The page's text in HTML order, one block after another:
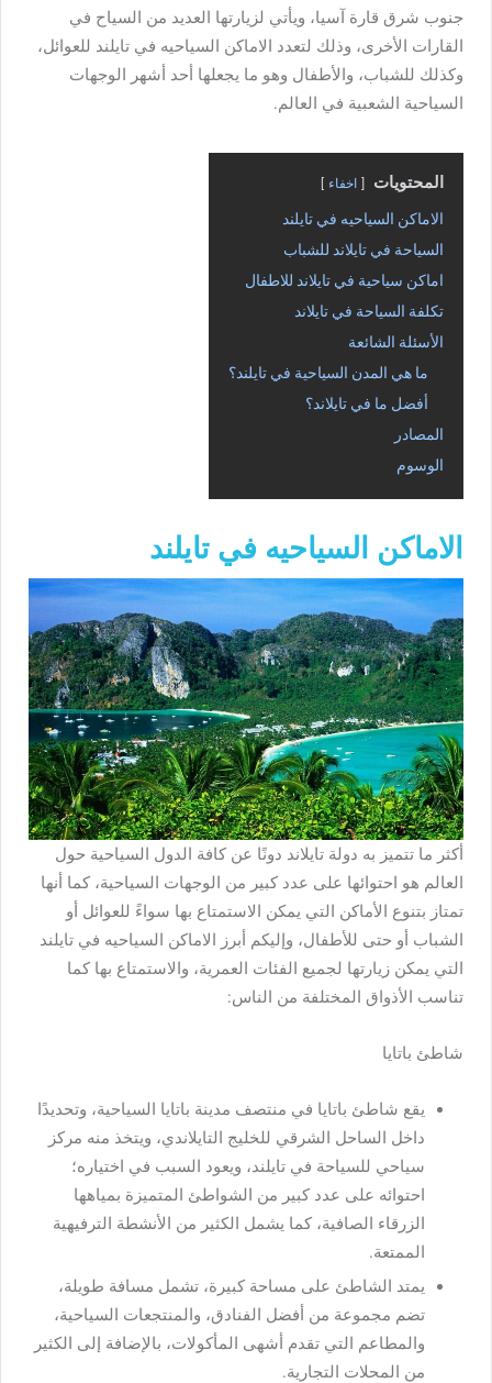
جنوب شرق قارة آسيا، ويأتي لزيارتها العديد من السياح في
القارات الأخرى، وذلك لتعدد الاماكن السياحيه في تايلند للعوائل،
وكذلك للشباب، والأطفال وهو ما يجعلها أحد أشهر الوجهات
السياحية الشعبية في العالم.
المحتويات اخفاء
الاماكن السياحيه في تايلند
السياحة في تايلاند للشباب
اماكن سياحية في تايلاند للاطفال
تكلفة السياحة في تايلاند
الأسئلة الشائعة
ما هي المدن السياحية في تايلند؟
أفضل ما في تايلاند؟
المصادر
الوسوم
الاماكن السياحيه في تايلند
أكثر ما تتميز به دولة تايلاند دونًا عن كافة الدول السياحية حول
العالم هو احتوائها على عدد كبير من الوجهات السياحية، كما أنها
تمتاز بتنوع الأماكن التي يمكن الاستمتاع بها سواءً للعوائل أو
الشباب أو حتى للأطفال، وإليكم أبرز الاماكن السياحيه في تايلند
التي يمكن زيارتها لجميع الفئات العمرية، والاستمتاع بها كما
تناسب الأذواق المختلفة من الناس:
شاطئ باتايا
يقع شاطئ باتايا في منتصف مدينة باتايا السياحية، وتحديدًا
داخل الساحل الشرقي للخليج التايلاندي، ويتخذ منه مركز
سياحي للسياحة في تايلند، ويعود السبب في اختياره؛
احتوائه على عدد كبير من الشواطئ المتميزة بمياهها
الزرقاء الصافية، كما يشمل الكثير من الأنشطة الترفيهية
الممتعة.
يمتد الشاطئ على مساحة كبيرة، تشمل مسافة طويلة،
تضم مجموعة من أفضل الفنادق، والمنتجعات السياحية،
والمطاعم التي تقدم أشهى المأكولات، بالإضافة إلى الكثير
من المحلات التجارية.